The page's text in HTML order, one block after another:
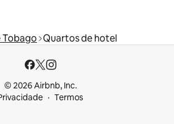
Tobago Quartos de hotel
© 2026 Airbnb, Inc.
Termos